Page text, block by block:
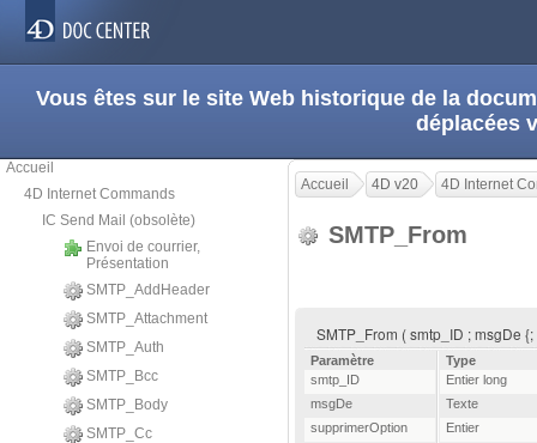
Vous êtes sur le site Web historique de la
déplacées
Accueil
4D Internet Commands
IC Send Mail (obsolète)
Envoi de courrier,
Présentation
SMTP_AddHeader
SMTP_Attachment
SMTP_Auth
SMTP_Bcc
SMTP_Body
SMTP_Cc
Accueil 4D v20 4D Internet
SMTP_From
SMTP_From ( smtp_ID ; msgDe
Paramètre
Type
smtp_ID
Entier long
msgDe
Texte
supprimerOption
Entier